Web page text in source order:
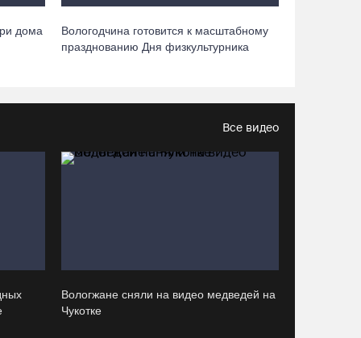
4,2 тысячи тонн технического жира
чем 1,5 тысячи DDoS-атак за шесть месяцев
07.08.26 / 14:58
прибрежной зоны Шекснинского
водохранилища
дома
Вологодчина готовится к масштабному
празднованию Дня физкультурника
Все видео
Вологжане сняли на видео медведей на
Чукотке